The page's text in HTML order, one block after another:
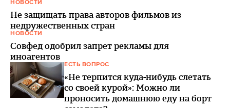
НОВОСТИ
Не защищать права авторов фильмов из
недружественных стран
НОВОСТИ
Совфед одобрил запрет рекламы для
иноагентов
ЕСТЬ ВОПРОС
«Не терпится куда-нибудь слетать
со своей курой»: Можно ли
проносить домашнюю еду на борт